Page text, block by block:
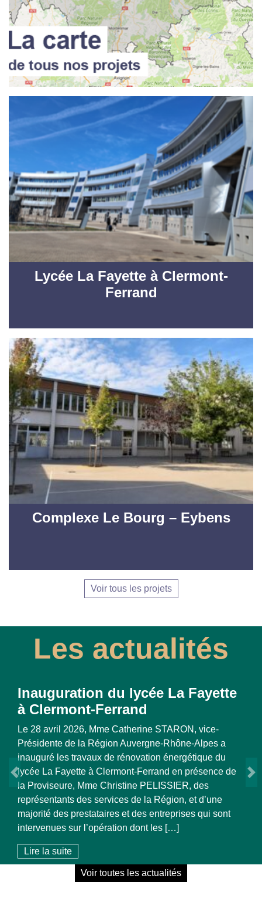
Lycée La Fayette à Clermont-
Ferrand
Complexe Le Bourg – Eybens
Voir tous les projets
Les actualités
Fayette
vice-
Alpes a
du
présence de
des
et d’une
qui sont
La Lettre n°7 de la SPL
Novembre 2025
Lire la suite
Previous
Voir toutes les actualités